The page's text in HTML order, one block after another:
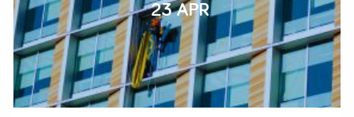
23 APR